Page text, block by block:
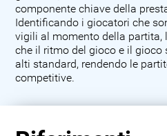
componente chiave della
Identificando i giocatori che
vigili al momento della partita,
che il ritmo del gioco e il gioco
alti standard, rendendo le
competitive.